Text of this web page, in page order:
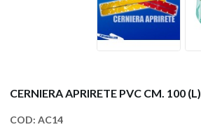
CERNIERA APRIRETE PVC CM. 100 (L)
COD: AC14